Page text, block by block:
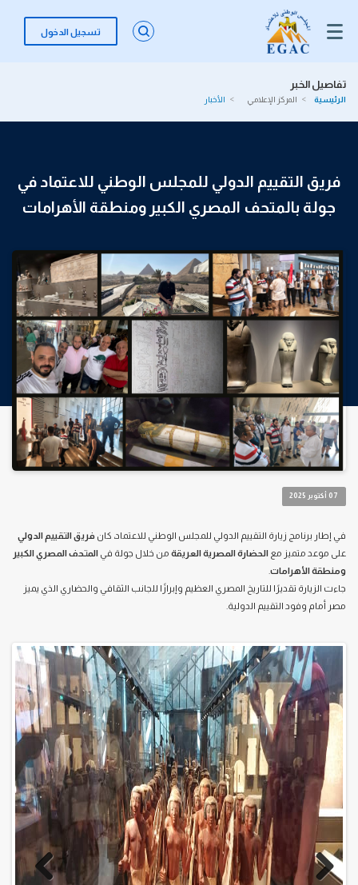
تسجيل الدخول
تفاصيل الخبر
الرئيسية المركز الإعلامي الأخبار
فريق التقييم الدولي للمجلس الوطني للاعتماد في
جولة بالمتحف المصري الكبير ومنطقة الأهرامات
07 أكتوبر 2025
في إطار برنامج زيارة التقييم الدولي للمجلس الوطني للاعتماد، كان فريق التقييم الدولي
على موعد متميز مع الحضارة المصرية العريقة من خلال جولة في المتحف المصري الكبير
ومنطقة الأهرامات
جاءت الزيارة تقديرًا للتاريخ المصري العظيم وإبرازًا للجانب الثقافي والحضاري الذي يميز
مصر أمام وفود التقييم الدولية.